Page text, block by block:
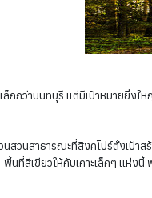
กกว่านนทบุรี แต่มีเป้าหมายยิ่ง
วนสาธารณะที่สิงคโปร์ตั้งเป้าสร้
พื้นที่สีเขียวให้กับเกาะเล็กๆ แห่ง